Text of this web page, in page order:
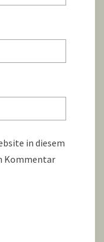
in diesem
Kommentar